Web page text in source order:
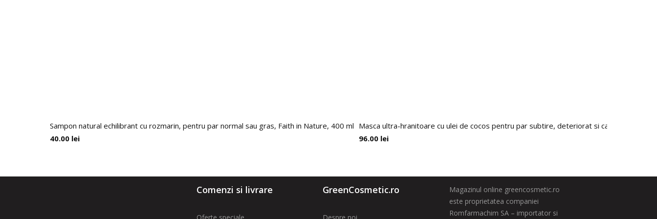
Sampon natural echilibrant cu rozmarin, pentru par normal sau gras, Faith in Nature, 400 ml
40.00 lei
Masca ultra-hranitoare cu ulei de cocos pentru par subtire, deteriorat si casant,
96.00 lei
Comenzi si livrare GreenCosmetic.ro
Magazinul online greencosmetic.ro
este proprietatea companiei
Romfarmachim SA – importator si